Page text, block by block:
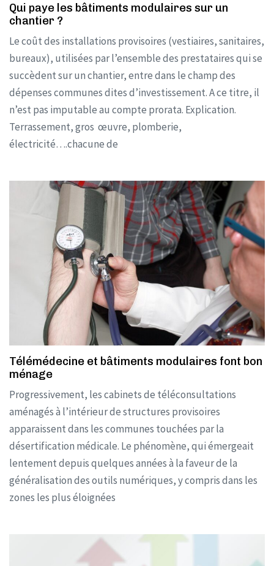
Qui paye les bâtiments modulaires sur un
chantier ?
Le coût des installations provisoires (vestiaires, sanitaires,
bureaux), utilisées par l’ensemble des prestataires qui se
succèdent sur un chantier, entre dans le champ des
dépenses communes dites d’investissement. A ce titre, il
n’est pas imputable au compte prorata. Explication.
Terrassement, gros œuvre, plomberie,
électricité….chacune de
Télémédecine et bâtiments modulaires font bon
ménage
Progressivement, les cabinets de téléconsultations
aménagés à l’intérieur de structures provisoires
apparaissent dans les communes touchées par la
désertification médicale. Le phénomène, qui émergeait
lentement depuis quelques années à la faveur de la
généralisation des outils numériques, y compris dans les
zones les plus éloignées